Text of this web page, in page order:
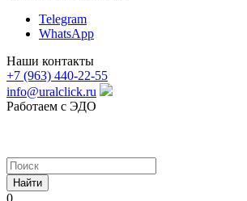
Telegram
WhatsApp
Наши контакты
+7 (963) 440-22-55
info@uralclick.ru
Работаем с ЭДО
Найти